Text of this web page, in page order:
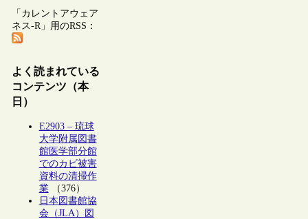
「カレントアウェア
ネス-R」用のRSS：
よく読まれている
コンテンツ（本
日）
E2903 – 琉球
大学附属図書
館医学部分館
でのカビ被害
資料の清掃作
業（376）
日本図書館協
会（JLA）図